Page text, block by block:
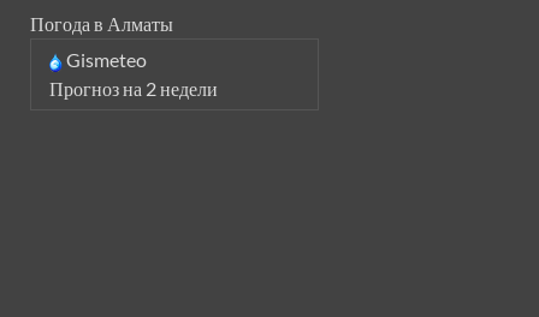
Погода в Алматы
Gismeteo
Прогноз на 2 недели